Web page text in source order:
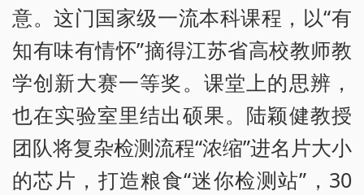
意。这门国家级一流本科课程，以“有
知有味有情怀”摘得江苏省高校教师教
学创新大赛一等奖。课堂上的思辨，
也在实验室里结出硕果。陆颖健教授
团队将复杂检测流程“浓缩”进名片大小
的芯片，打造粮食“迷你检测站”，30